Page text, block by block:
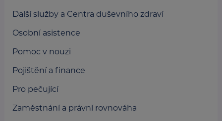
Další služby a Centra duševního zdraví
Osobní asistence
Pomoc v nouzi
Pojištění a finance
Pro pečující
Zaměstnání a právní rovnováha